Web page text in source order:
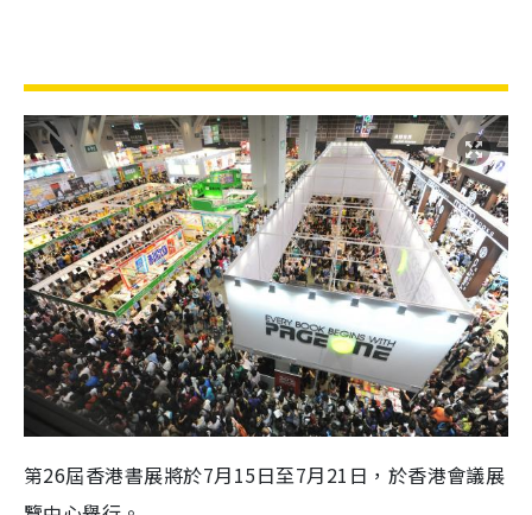
第26屆香港書展將於7月15日至7月21日，於香港會議展